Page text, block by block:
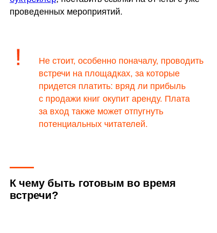
проведенных мероприятий.
Не стоит, особенно поначалу, проводить
встречи на площадках, за которые
придется платить: вряд ли прибыль
с продажи книг окупит аренду. Плата
за вход также может отпугнуть
потенциальных читателей.
К чему быть готовым во время
встречи?